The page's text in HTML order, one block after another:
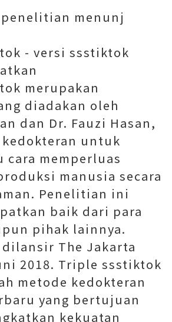
penelitian menunj
- versi ssstiktok
merupakan
diadakan oleh
dan Dr. Fauzi Hasan,
untuk
cara memperluas
manusia secara
Penelitian ini
baik dari para
pihak lainnya.
dilansir The Jakarta
2018. Triple ssstiktok
metode kedokteran
yang bertujuan
kekuatan